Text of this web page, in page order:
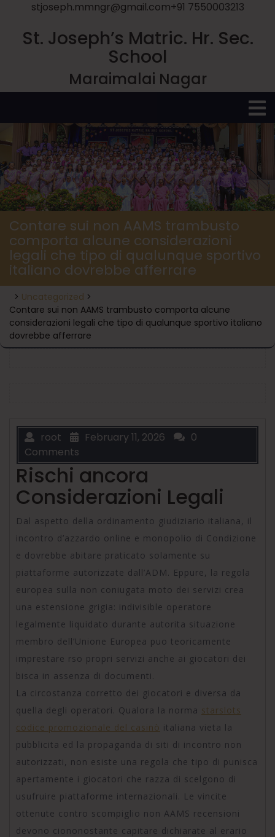
stjoseph.mmngr@gmail.com+91 7550003213
St. Joseph’s Matric. Hr. Sec.
School
Maraimalai Nagar
Contare sui non AAMS trambusto
comporta alcune considerazioni
legali che tipo di qualunque sportivo
italiano dovrebbe afferrare
> Uncategorized >
Contare sui non AAMS trambusto comporta alcune
considerazioni legali che tipo di qualunque sportivo italiano
dovrebbe afferrare
root February 11, 2026
0
Comments
Rischi ancora
Considerazioni Legali
Dal aspetto della ordinamento giudiziario italiana, il
incontro d’azzardo online e monopolio di Condizione
e dovrebbe abitare praticato solamente su
piattaforme autorizzate dall’ADM. Eppure, la regola
europea sulla non coniugata moto dei servizi crea
una estensione grigia: indivisible operatore
legalmente liquidato durante autorita situazione
membro dell’Unione Europea puo teoricamente
imprestare rso propri servizi anche ai giocatori dei
bisca in assenza di documenti.
La circostanza corretto dei giocatori e diversa da
quella degli operatori. Qualora la norma starslots
codice promozionale del casinò italiana vieta la
pubblicita ed la propaganda di siti di incontro non
autorizzati, non esiste una regola che tipo di punisca
apertamente i giocatori che razza di scelgono di
usufruire piattaforme internazionali. Le vincite
ottenute contro scompiglio non AAMS recensioni
devono ciononostante capitare dichiarate al erario